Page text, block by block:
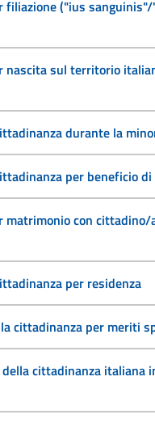
filiazione ("ius
nascita sul territorio
durante la
per beneficio di
matrimonio con cittadino/
per residenza
cittadinanza per meriti
cittadinanza italiana